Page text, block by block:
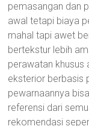
pemasangan dan
awal tetapi biaya
mahal tapi awet
bertekstur lebih
perawatan
eksterior berbasis
pewarnaannya
referensi dari
rekomendasi